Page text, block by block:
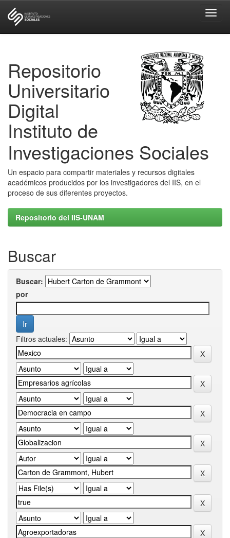
Repositorio
Universitario
Digital
Instituto de
Investigaciones Sociales
Un espacio para compartir materiales y recursos digitales
académicos producidos por los investigadores del IIS, en el
proceso de sus diferentes proyectos.
Repositorio del IIS-UNAM
Buscar
Buscar:
por
Filtros actuales: